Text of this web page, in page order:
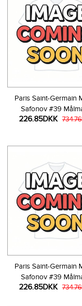
Paris Saint-Germain
Safonov #39
Hjemmebanetrøje
226.85DKK
Paris Saint-Germain
Safonov #39
Tredjetrøje Børn
226.85DKK